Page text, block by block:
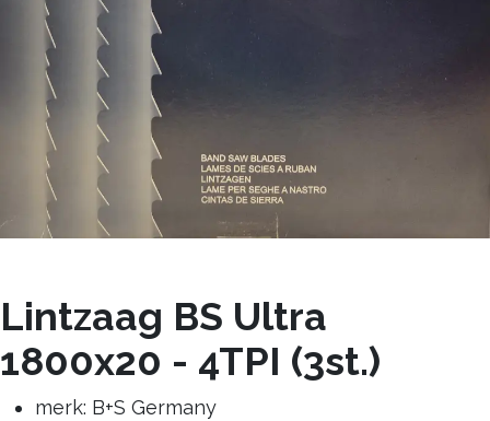
Lintzaag BS Ultra
1800x20 - 4TPI (3st.)
merk: B+S Germany